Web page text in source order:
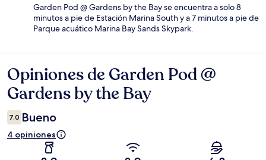
Garden Pod @ Gardens by the Bay se encuentra a solo 8
minutos a pie de Estación Marina South y a 7 minutos a pie de
Parque acuático Marina Bay Sands Skypark.
Opiniones
Opiniones de Garden Pod @
Gardens by the Bay
7.0 Bueno
4 opiniones